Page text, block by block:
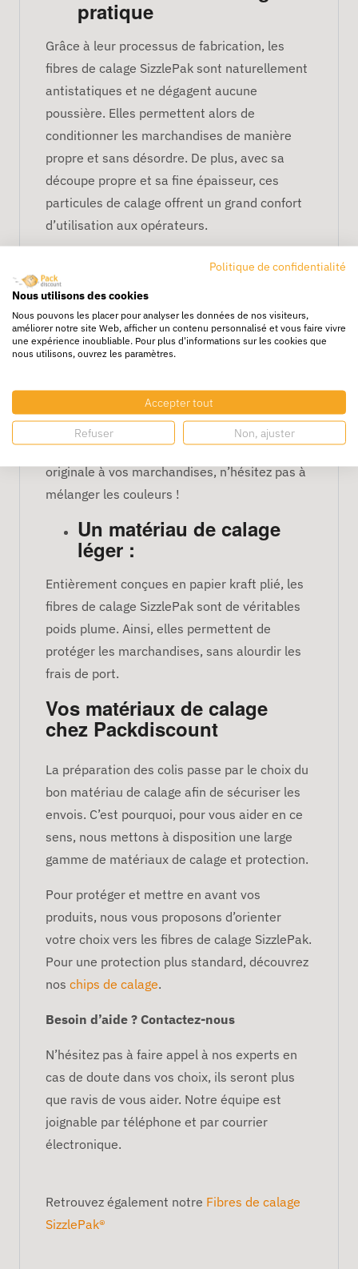
pratique
Grâce à leur processus de fabrication, les
fibres de calage SizzlePak sont naturellement
antistatiques et ne dégagent aucune
poussière. Elles permettent alors de
conditionner les marchandises de manière
propre et sans désordre. De plus, avec sa
découpe propre et sa fine épaisseur, ces
particules de calage offrent un grand confort
d’utilisation aux opérateurs.
Un matériau de calage
Les fibres de calage SizzlePak sont à la fois
sécurisantes et décoratives. En effet, ces
fibres de papiers sont parfaites pour apporter
Déclinées sous plusieurs coloris, elles sauront
mettre en avant vos paquets-cadeaux et
paniers garnis. Pour apporter une note plus
originale à vos marchandises, n’hésitez pas à
mélanger les couleurs !
Un matériau de calage
léger :
Entièrement conçues en papier kraft plié, les
fibres de calage SizzlePak sont de véritables
poids plume. Ainsi, elles permettent de
protéger les marchandises, sans alourdir les
frais de port.
Vos matériaux de calage
chez Packdiscount
La préparation des colis passe par le choix du
bon matériau de calage afin de sécuriser les
envois. C’est pourquoi, pour vous aider en ce
sens, nous mettons à disposition une large
gamme de matériaux de calage et protection.
Pour protéger et mettre en avant vos
produits, nous vous proposons d’orienter
votre choix vers les fibres de calage SizzlePak.
Pour une protection plus standard, découvrez
nos chips de calage.
Besoin d’aide ? Contactez-nous
N’hésitez pas à faire appel à nos experts en
cas de doute dans vos choix, ils seront plus
que ravis de vous aider. Notre équipe est
joignable par téléphone et par courrier
électronique.
Retrouvez également notre Fibres de calage
SizzlePak®
Politique de confidentialité
Nous utilisons des cookies
Nous pouvons les placer pour analyser les données de nos visiteurs,
améliorer notre site Web, afficher un contenu personnalisé et vous faire vivre
une expérience inoubliable. Pour plus d'informations sur les cookies que
nous utilisons, ouvrez les paramètres.
Accepter tout
Refuser Non, ajuster